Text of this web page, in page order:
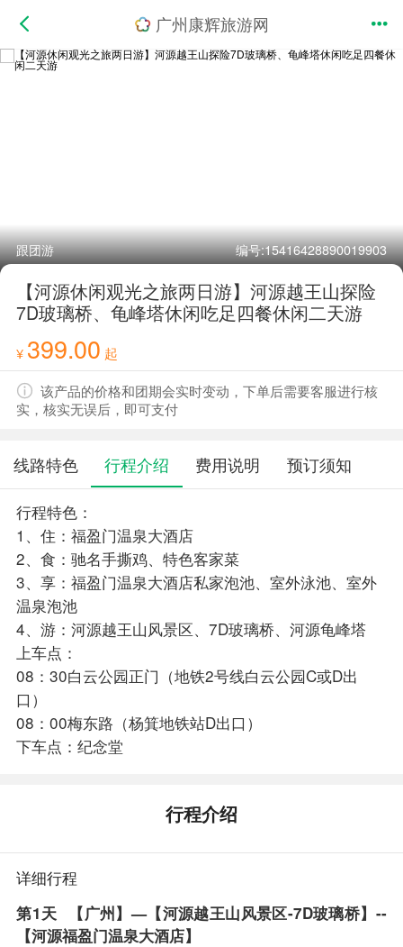
广州康辉旅游网
跟团游 编号:15416428890019903
【河源休闲观光之旅两日游】河源越王山探险
7D玻璃桥、龟峰塔休闲吃足四餐休闲二天游
¥ 399.00 起
该产品的价格和团期会实时变动，下单后需要客服进行核
实，核实无误后，即可支付
线路特色 行程介绍 费用说明 预订须知
行程特色：
1、住：福盈门温泉大酒店
2、食：驰名手撕鸡、特色客家菜
3、享：福盈门温泉大酒店私家泡池、室外泳池、室外
温泉泡池
4、游：河源越王山风景区、7D玻璃桥、河源龟峰塔
上车点：
08：30白云公园正门（地铁2号线白云公园C或D出
口）
08：00梅东路（杨箕地铁站D出口）
下车点：纪念堂
行程介绍
详细行程
第1天
【广州】—【河源越王山风景区-7D玻璃桥】--
【河源福盈门温泉大酒店】